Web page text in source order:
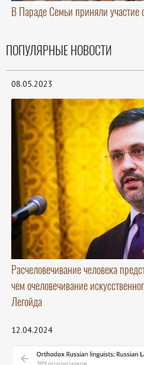
В Параде Семьи приняли участие
ПОПУЛЯРНЫЕ НОВОСТИ
08.05.2023
Расчеловечивание человека
чем очеловечивание
Легойда
12.04.2024